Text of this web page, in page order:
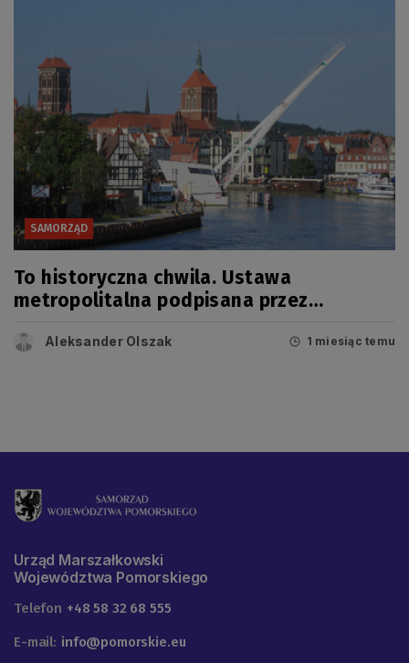
SAMORZĄD
To historyczna chwila. Ustawa
metropolitalna podpisana przez
Aleksander Olszak 1 miesiąc temu
Urząd Marszałkowski
Województwa Pomorskiego
Telefon +48 58 32 68 555
E-mail: info@pomorskie.eu